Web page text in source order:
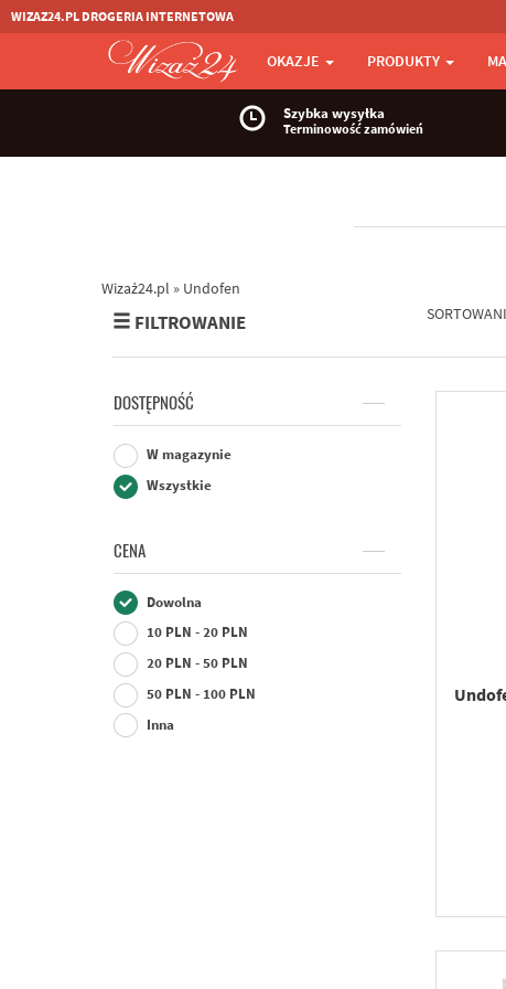
WIZAZ24.PL DROGERIA INTERNETOWA
OKAZJE PRODUKTY
Szybka wysyłka
Terminowość zamówień
Wizaż24.pl » Undofen
FILTROWANIE
DOSTĘPNOŚĆ
W magazynie
Wszystkie
CENA
Dowolna
10 PLN - 20 PLN
20 PLN - 50 PLN
50 PLN - 100 PLN
Inna